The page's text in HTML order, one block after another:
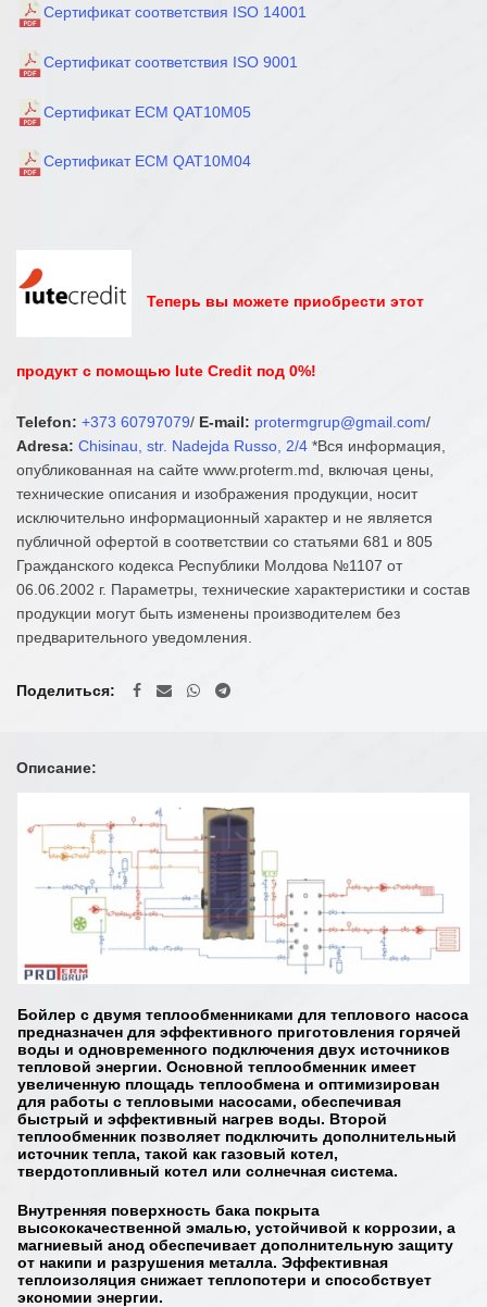
Сертификат соответствия ISO 14001
Сертификат соответствия ISO 9001
Сертификат ECM QAT10M05
Сертификат ECM QAT10M04
Теперь вы можете приобрести этот
продукт с помощью Iute Credit под 0%!
Telefon: +373 60797079/ E-mail: protermgrup@gmail.com/
Adresa: Chisinau, str. Nadejda Russo, 2/4 *Вся информация,
опубликованная на сайте www.proterm.md, включая цены,
технические описания и изображения продукции, носит
исключительно информационный характер и не является
публичной офертой в соответствии со статьями 681 и 805
Гражданского кодекса Республики Молдова №1107 от
06.06.2002 г. Параметры, технические характеристики и состав
продукции могут быть изменены производителем без
предварительного уведомления.
Поделиться
Описание:
Бойлер с двумя теплообменниками для теплового насоса
предназначен для эффективного приготовления горячей
воды и одновременного подключения двух источников
тепловой энергии. Основной теплообменник имеет
увеличенную площадь теплообмена и оптимизирован
для работы с тепловыми насосами, обеспечивая
быстрый и эффективный нагрев воды. Второй
теплообменник позволяет подключить дополнительный
источник тепла, такой как газовый котел,
твердотопливный котел или солнечная система.
Внутренняя поверхность бака покрыта
высококачественной эмалью, устойчивой к коррозии, а
магниевый анод обеспечивает дополнительную защиту
от накипи и разрушения металла. Эффективная
теплоизоляция снижает теплопотери и способствует
экономии энергии.